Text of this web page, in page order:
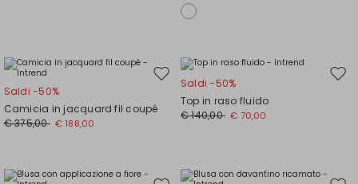
Sposta
nella
wishlist
Saldi -50%
Camicia in jacquard fil coupé
€ 375,00 € 188,00
Saldi -50%
Top in raso fluido
€ 140,00 € 70,00